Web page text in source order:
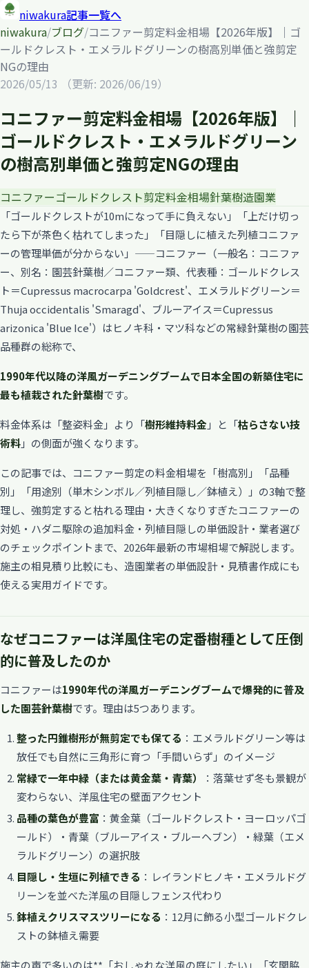
niwakura記事一覧へ
niwakura/ブログ/コニファー剪定料金相場【2026年版】｜ゴ
ールドクレスト・エメラルドグリーンの樹高別単価と強剪定
NGの理由
2026/05/13 （更新: 2026/06/19）
コニファー剪定料金相場【2026年版】｜
ゴールドクレスト・エメラルドグリーン
の樹高別単価と強剪定NGの理由
コニファーゴールドクレスト剪定料金相場針葉樹造園業
「ゴールドクレストが10mになって手に負えない」「上だけ切っ
たら下が茶色く枯れてしまった」「目隠しに植えた列植コニファ
ーの管理単価が分からない」——コニファー（一般名：コニファ
ー、別名：園芸針葉樹／コニファー類、代表種：ゴールドクレス
ト＝Cupressus macrocarpa 'Goldcrest'、エメラルドグリーン＝
Thuja occidentalis 'Smaragd'、ブルーアイス＝Cupressus
arizonica 'Blue Ice'）はヒノキ科・マツ科などの常緑針葉樹の園芸
品種群の総称で、
1990年代以降の洋風ガーデニングブームで日本全国の新築住宅に
最も植栽された針葉樹です。
料金体系は「整姿料金」より「樹形維持料金 」と「枯らさない技
術料」の側面が強くなります。
この記事では、コニファー剪定の料金相場を「樹高別」「品種
別」「用途別（単木シンボル／列植目隠し／鉢植え）」の3軸で整
理し、強剪定すると枯れる理由・大きくなりすぎたコニファーの
対処・ハダニ駆除の追加料金・列植目隠しの単価設計・業者選び
のチェックポイントまで、2026年最新の市場相場で解説します。
施主の相見積り比較にも、造園業者の単価設計・見積書作成にも
使える実用ガイドです。
なぜコニファーは洋風住宅の定番樹種として圧倒
的に普及したのか
コニファーは1990年代の洋風ガーデニングブームで爆発的に普及
した園芸針葉樹です。理由は5つあります。
整った円錐樹形が無剪定でも保てる ：エメラルドグリーン等は
放任でも自然に三角形に育つ「手間いらず」のイメージ
常緑で一年中緑（または黄金葉・青葉）
：落葉せず冬も景観が
変わらない、洋風住宅の壁面アクセント
品種の葉色が豊富 ：黄金葉（ゴールドクレスト・ヨーロッパゴ
ールド）・青葉（ブルーアイス・ブルーヘブン）・緑葉（エメ
ラルドグリーン）の選択肢
目隠し・生垣に列植できる ：レイランドヒノキ・エメラルドグ
リーンを並べた洋風の目隠しフェンス代わり
鉢植えクリスマスツリーになる ：12月に飾る小型ゴールドクレ
ストの鉢植え需要
施主の声で多いのは**「おしゃれな洋風の庭にしたい」「玄関脇